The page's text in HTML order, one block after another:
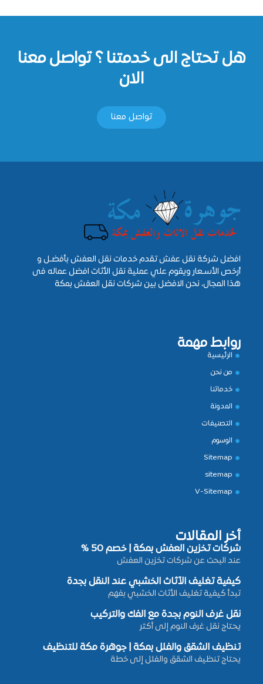
هل تحتاج الى خدمتنا ؟ تواصل معنا
الان
تواصل معنا
افضل شركة نقل عفش تقدم خدمات نقل العفش بأفضـل و
أرخص الأسـعار ويقوم علي عملية نقل الأثاث افضل عماله فى
هذا المجال، نحن الافضل بين شركات نقل العفش بمكة
روابط مهمة
الرئيسية
من نحن
خدماتنا
المدونة
التصنيفات
الوسوم
Sitemap
sitemap
V-Sitemap
أخر المقالات
شركات تخزين العفش بمكة | خصم 50 %
عند البحث عن شركات تخزين العفش
كيفية تغليف الأثاث الخشبي عند النقل بجدة
تبدأ كيفية تغليف الأثاث الخشبي بفهم
نقل غرف النوم بجدة مع الفك والتركيب
يحتاج نقل غرف النوم إلى أكثر
تنظيف الشقق والفلل بمكة | جوهرة مكة للتنظيف
يحتاج تنظيف الشقق والفلل إلى خطة